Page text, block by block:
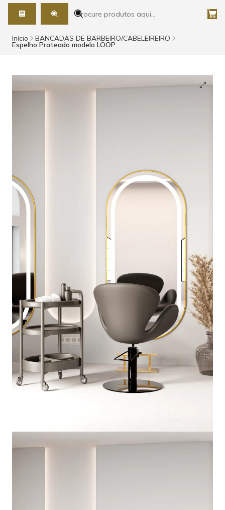
Início BANCADAS DE BARBEIRO/CABELEIREIRO
Espelho Prateado modelo LOOP